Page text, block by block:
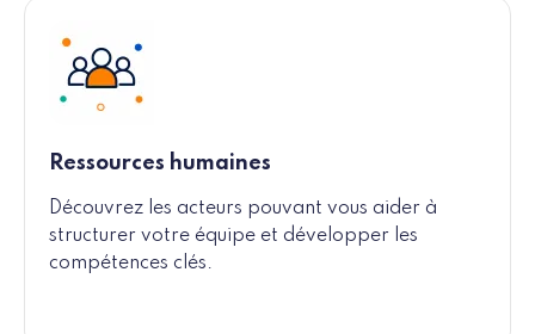
Ressources humaines
Découvrez les acteurs pouvant vous aider à
structurer votre équipe et développer les
compétences clés.